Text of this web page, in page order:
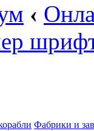
‹
Фабрики и